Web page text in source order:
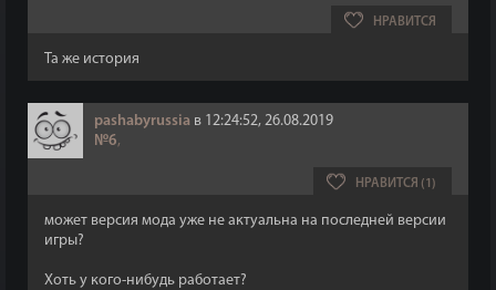
НРАВИТСЯ
Та же история
pashabyrussia в 12:24:52, 26.08.2019
№6,
НРАВИТСЯ (1)
может версия мода уже не актуальна на последней версии
игры?
Хоть у кого-нибудь работает?